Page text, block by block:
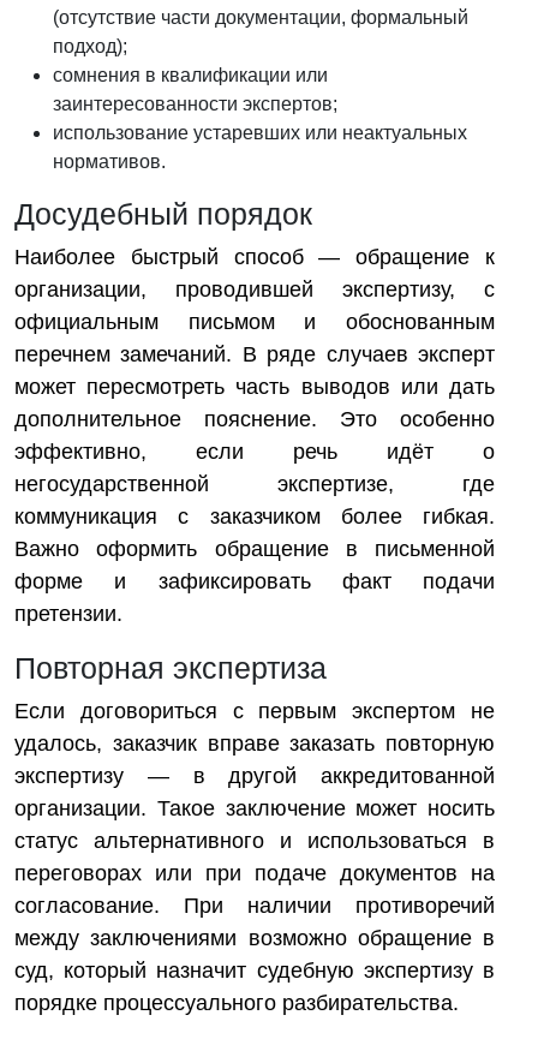
(отсутствие части документации, формальный
подход);
сомнения в квалификации или
заинтересованности экспертов;
использование устаревших или неактуальных
нормативов.
Досудебный порядок
Наиболее быстрый способ — обращение к
организации, проводившей экспертизу, с
официальным письмом и обоснованным
перечнем замечаний. В ряде случаев эксперт
может пересмотреть часть выводов или дать
дополнительное пояснение. Это особенно
эффективно, если речь идёт о
негосударственной экспертизе, где
коммуникация с заказчиком более гибкая.
Важно оформить обращение в письменной
форме и зафиксировать факт подачи
претензии.
Повторная экспертиза
Если договориться с первым экспертом не
удалось, заказчик вправе заказать повторную
экспертизу — в другой аккредитованной
организации. Такое заключение может носить
статус альтернативного и использоваться в
переговорах или при подаче документов на
согласование. При наличии противоречий
между заключениями возможно обращение в
суд, который назначит судебную экспертизу в
порядке процессуального разбирательства.